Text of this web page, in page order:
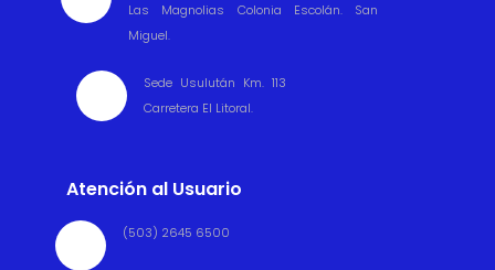
Las Magnolias Colonia Escolán. San
Miguel.
Sede Usulután Km. 113
Carretera El Litoral.
Atención al Usuario
(503) 2645 6500